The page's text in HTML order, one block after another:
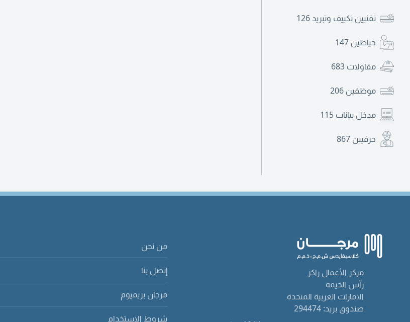
تقنيين تكييف وتبريد126
خياطين 147
مقاولات 683
موظفين 206
مدخل بيانات 115
حرفيين 867
مركز الأعمال راكز
رأس الخيمة
الامارات العربية المتحدة
صندوق بريد: 294474
من نحن
إتصل بنا
مرجان بريميوم
شروط الاستخدام